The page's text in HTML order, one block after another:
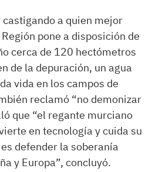
a quien mejor
pone a disposición de
cerca de 120 hectómetros
de la depuración, un agua
vida en los campos de
reclamó “no demonizar
que “el regante murciano
en tecnología y cuida su
defender la soberanía
y Europa”, concluyó.